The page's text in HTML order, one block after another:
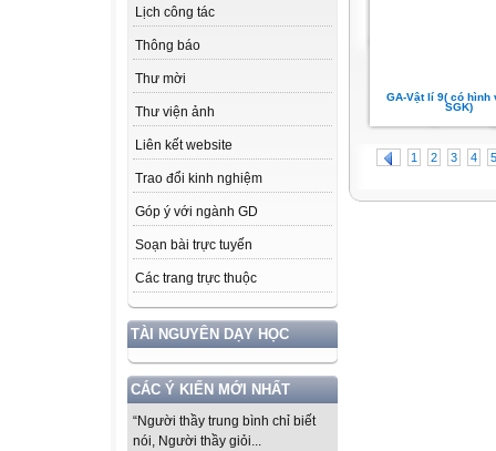
Lịch công tác
Thông báo
Thư mời
Thư viện ảnh
Liên kết website
Trao đổi kinh nghiệm
Góp ý với ngành GD
Soạn bài trực tuyến
Các trang trực thuộc
TÀI NGUYÊN DẠY HỌC
CÁC Ý KIẾN MỚI NHẤT
“Người thầy trung bình chỉ biết
nói, Người thầy giỏi...
GA-Vật lí 9( có hình
SGK)
1 2 3 4 5